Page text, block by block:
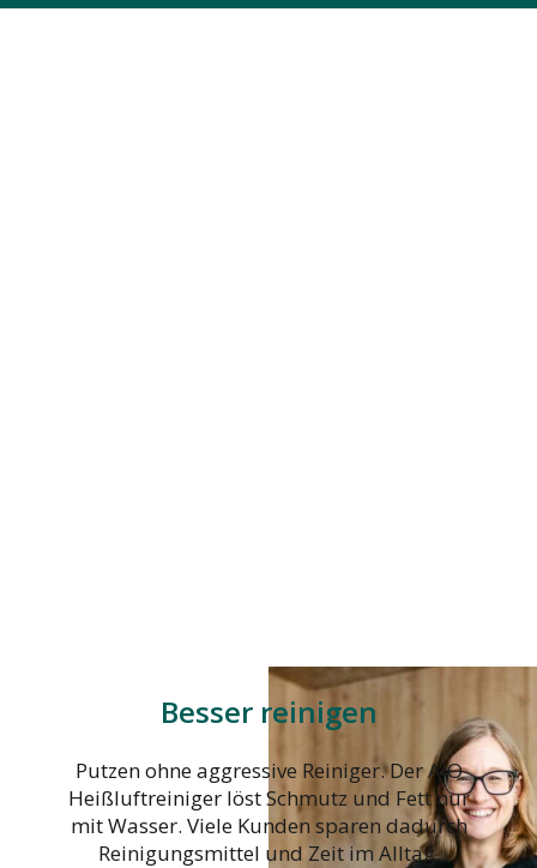
Besser reinigen
Putzen ohne aggressive Reiniger. Der AIO
Heißluftreiniger löst Schmutz und Fett nur
mit Wasser. Viele Kunden sparen dadurch
Reinigungsmittel und Zeit im Alltag.